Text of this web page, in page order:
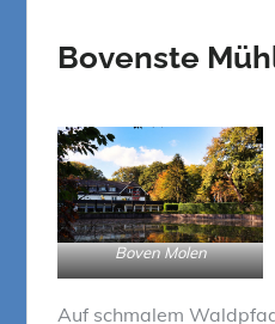
Bovenste
Boven Molen
Auf schmalem